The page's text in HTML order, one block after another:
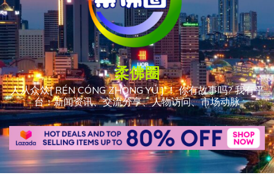
柔佛圈
人从众𠈌[ RÉN CÓNG ZHÒNG YÚ ] ！ 你有故事吗? 我有平
台：新闻资讯、交流分享、人物访问、市场动脉